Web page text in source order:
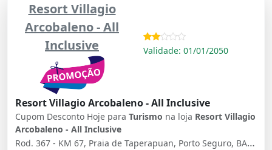
Resort Villagio
Arcobaleno - All
Inclusive
Validade: 01/01/2050
Resort Villagio Arcobaleno - All Inclusive
Cupom Desconto Hoje para Turismo na loja Resort Villagio
Arcobaleno - All Inclusive
Rod. 367 - KM 67, Praia de Taperapuan, Porto Seguro, BA, 45810-000, Brasil